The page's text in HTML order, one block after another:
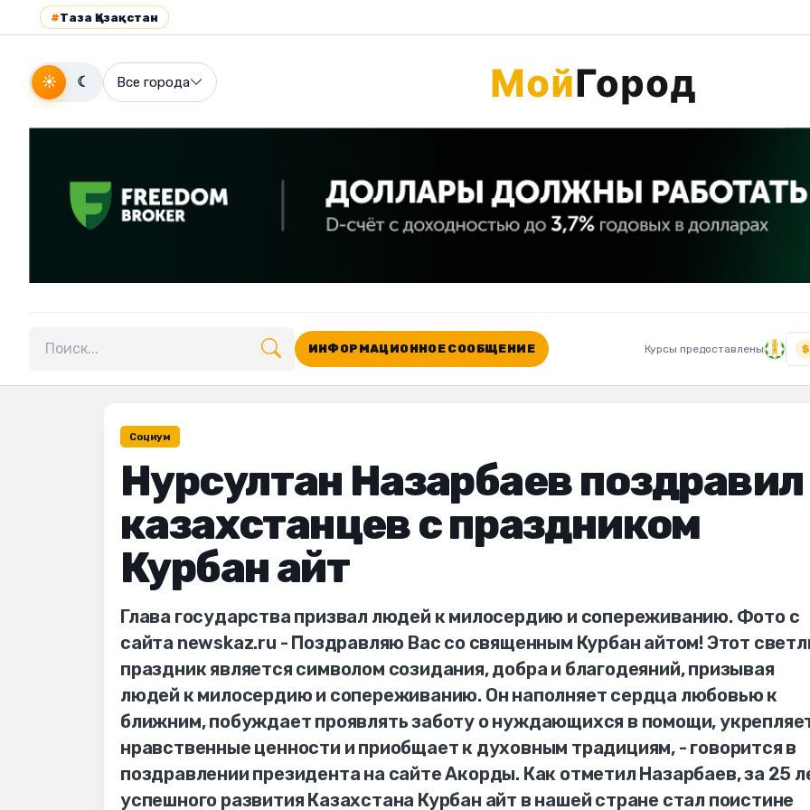
#Таза Қазақстан
☀ ☾ Все города
Поиск по сайту
ИНФОРМАЦИОННОЕ СООБЩЕНИЕ Курсы предоставлены $
Социум
Нурсултан Назарбаев поздравил
казахстанцев с праздником
Курбан айт
Глава государства призвал людей к милосердию и сопереживанию. Фото с
сайта newskaz.ru - Поздравляю Вас со священным Курбан айтом! Этот
праздник является символом созидания, добра и благодеяний, призывая
людей к милосердию и сопереживанию. Он наполняет сердца любовью к
ближним, побуждает проявлять заботу о нуждающихся в помощи,
нравственные ценности и приобщает к духовным традициям, - говорится в
поздравлении президента на сайте Акорды. Как отметил Назарбаев, за 25
успешного развития Казахстана Курбан айт в нашей стране стал поистине